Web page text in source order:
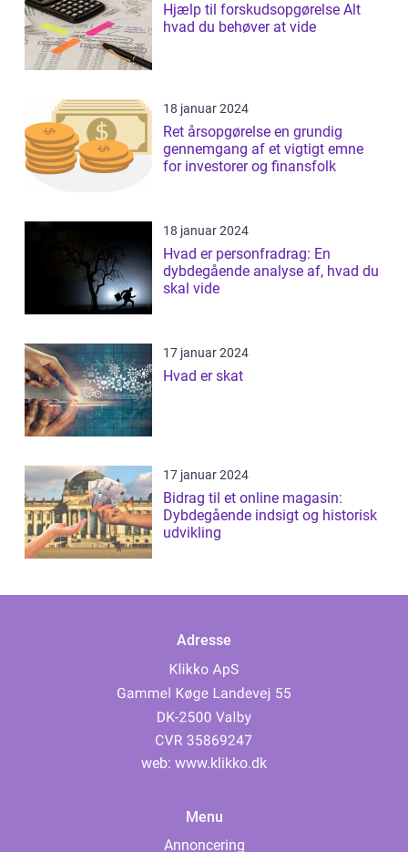
Hjælp til forskudsopgørelse Alt
hvad du behøver at vide
18 januar 2024
Ret årsopgørelse en grundig
gennemgang af et vigtigt emne
for investorer og finansfolk
18 januar 2024
Hvad er personfradrag: En
dybdegående analyse af, hvad du
skal vide
17 januar 2024
Hvad er skat
17 januar 2024
Bidrag til et online magasin:
Dybdegående indsigt og historisk
udvikling
Adresse
web: www.klikko.dk
Menu
Annoncering